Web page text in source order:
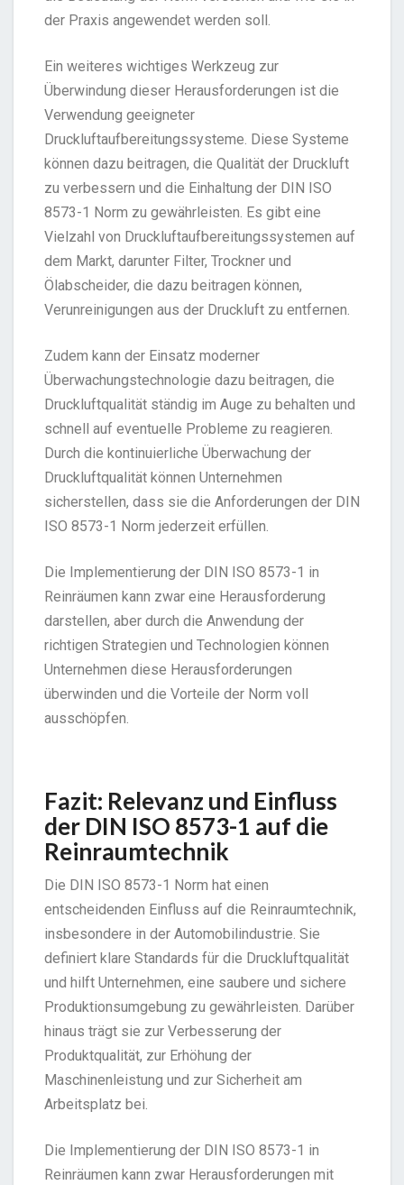
der Praxis angewendet werden soll.
Ein weiteres wichtiges Werkzeug zur
Überwindung dieser Herausforderungen ist die
Verwendung geeigneter
Druckluftaufbereitungssysteme. Diese Systeme
können dazu beitragen, die Qualität der Druckluft
zu verbessern und die Einhaltung der DIN ISO
8573-1 Norm zu gewährleisten. Es gibt eine
Vielzahl von Druckluftaufbereitungssystemen auf
dem Markt, darunter Filter, Trockner und
Ölabscheider, die dazu beitragen können,
Verunreinigungen aus der Druckluft zu entfernen.
Zudem kann der Einsatz moderner
Überwachungstechnologie dazu beitragen, die
Druckluftqualität ständig im Auge zu behalten und
schnell auf eventuelle Probleme zu reagieren.
Durch die kontinuierliche Überwachung der
Druckluftqualität können Unternehmen
sicherstellen, dass sie die Anforderungen der DIN
ISO 8573-1 Norm jederzeit erfüllen.
Die Implementierung der DIN ISO 8573-1 in
Reinräumen kann zwar eine Herausforderung
darstellen, aber durch die Anwendung der
richtigen Strategien und Technologien können
Unternehmen diese Herausforderungen
überwinden und die Vorteile der Norm voll
ausschöpfen.
Fazit: Relevanz und Einfluss
der DIN ISO 8573-1 auf die
Reinraumtechnik
Die DIN ISO 8573-1 Norm hat einen
entscheidenden Einfluss auf die Reinraumtechnik,
insbesondere in der Automobilindustrie. Sie
definiert klare Standards für die Druckluftqualität
und hilft Unternehmen, eine saubere und sichere
Produktionsumgebung zu gewährleisten. Darüber
hinaus trägt sie zur Verbesserung der
Produktqualität, zur Erhöhung der
Maschinenleistung und zur Sicherheit am
Arbeitsplatz bei.
Die Implementierung der DIN ISO 8573-1 in
Reinräumen kann zwar Herausforderungen mit